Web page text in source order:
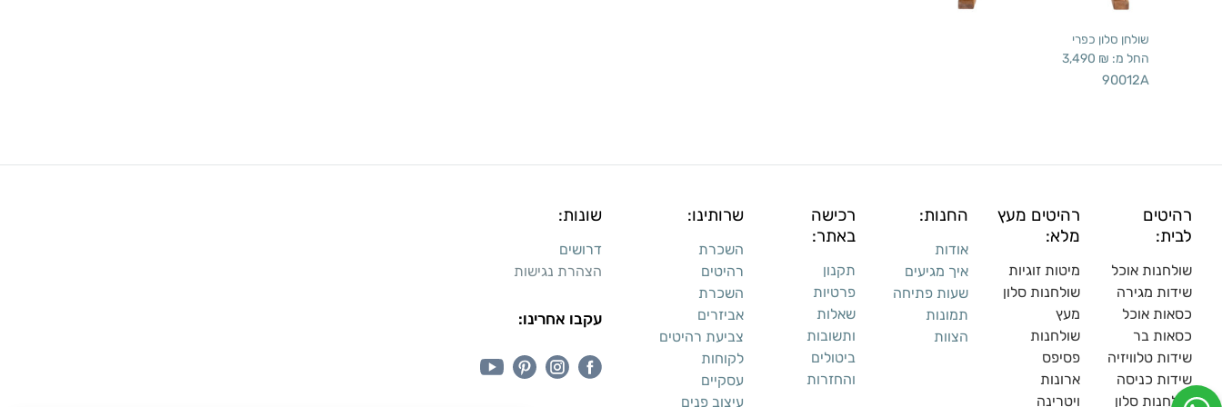
שולחן סלון כפרי
החל מ: 3,490 ₪
90012A
רהיטים
לבית:
שולחנות אוכל
שידות מגירה
כסאות אוכל
כסאות בר
שידות טלוויזיה
שידות כניסה
שולחנות סלון
רהיטים מעץ
מלא:
מיטות זוגיות
שולחנות סלון
מעץ
שולחנות
פסיפס
ארונות
ויטרינה
החנות:
אודות
איך מגיעים
שעות פתיחה
תמונות
הצוות
רכישה
באתר:
תקנון
פרטיות
שאלות
ותשובות
ביטולים
והחזרות
שרותינו:
השכרת
רהיטים
השכרת
אביזרים
צביעת רהיטים
לקוחות
עסקיים
עיצוב פנים
שונות:
דרושים
הצהרת נגישות
עקבו אחרינו: